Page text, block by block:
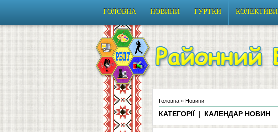
ГОЛОВНА НОВИНИ ГУРТКИ КОЛЕКТИВИ
Головна » Новини
КАТЕГОРІЇ КАЛЕНДАР НОВИН